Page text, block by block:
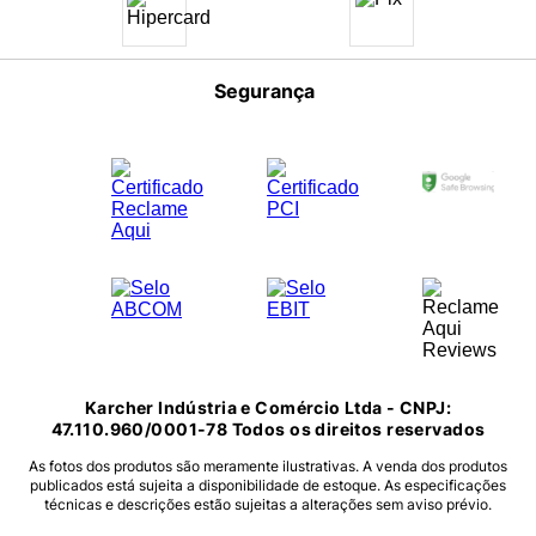
Política de Privacidade
Segurança
Karcher Indústria e Comércio Ltda - CNPJ:
47.110.960/0001-78 Todos os direitos reservados
As fotos dos produtos são meramente ilustrativas. A venda dos produtos
publicados está sujeita a disponibilidade de estoque. As especificações
técnicas e descrições estão sujeitas a alterações sem aviso prévio.